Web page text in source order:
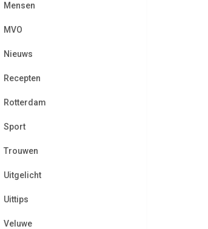
Mensen
MVO
Nieuws
Recepten
Rotterdam
Sport
Trouwen
Uitgelicht
Uittips
Veluwe